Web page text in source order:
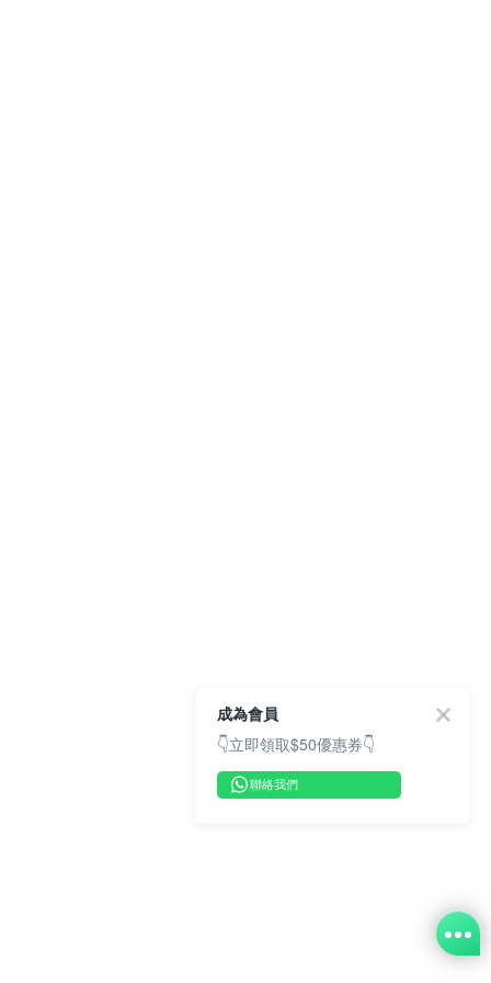
成為會員
👇立即領取$50優惠券👇
聯絡我們